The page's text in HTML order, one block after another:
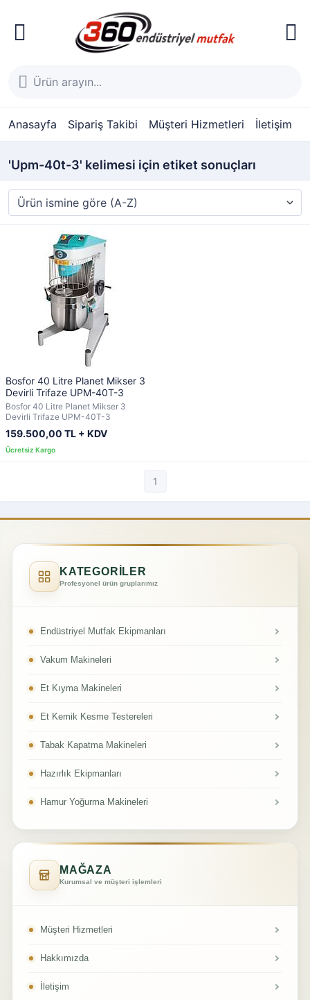
Anasayfa Sipariş Takibi Müşteri Hizmetleri İletişim
'Upm-40t-3' kelimesi için etiket sonuçları
Bosfor 40 Litre Planet Mikser 3
Devirli Trifaze UPM-40T-3
Bosfor 40 Litre Planet Mikser 3
Devirli Trifaze UPM-40T-3
159.500,00 TL + KDV
1
KATEGORİLER
Profesyonel ürün gruplarımız
Endüstriyel Mutfak Ekipmanları
Vakum Makineleri
Et Kıyma Makineleri
Et Kemik Kesme Testereleri
Tabak Kapatma Makineleri
Hazırlık Ekipmanları
Hamur Yoğurma Makineleri
MAĞAZA
Kurumsal ve müşteri işlemleri
Müşteri Hizmetleri
Hakkımızda
İletişim